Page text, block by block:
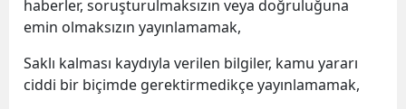
haberler, soruşturulmaksızın veya doğruluğuna
emin olmaksızın yayınlamamak,
Saklı kalması kaydıyla verilen bilgiler, kamu yararı
ciddi bir biçimde gerektirmedikçe yayınlamamak,